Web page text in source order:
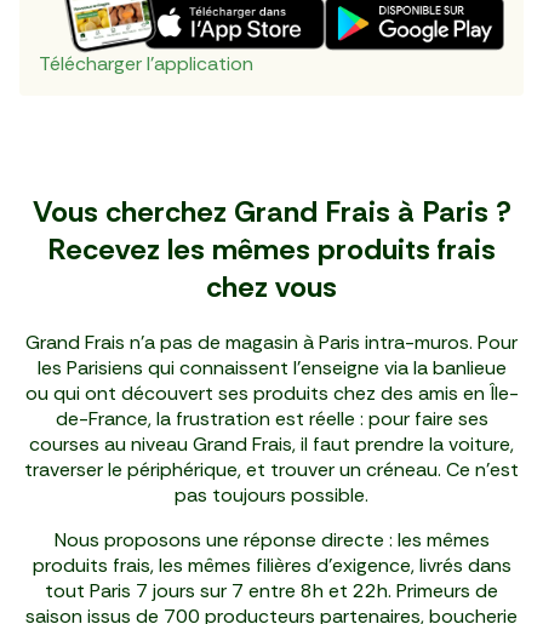
Télécharger l’application
Vous cherchez Grand Frais à Paris ?
Recevez les mêmes produits frais
chez vous
Grand Frais n'a pas de magasin à Paris intra-muros. Pour
les Parisiens qui connaissent l'enseigne via la banlieue
ou qui ont découvert ses produits chez des amis en Île-
de-France, la frustration est réelle : pour faire ses
courses au niveau Grand Frais, il faut prendre la voiture,
traverser le périphérique, et trouver un créneau. Ce n'est
pas toujours possible.
Nous proposons une réponse directe : les mêmes
produits frais, les mêmes filières d'exigence, livrés dans
tout Paris 7 jours sur 7 entre 8h et 22h. Primeurs de
saison issus de 700 producteurs partenaires, boucherie